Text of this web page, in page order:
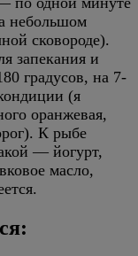
небольшом
сковороде).
запекания и
градусов, на 7-
(я
оранжевая,
К рыбе
— йогурт,
масло,